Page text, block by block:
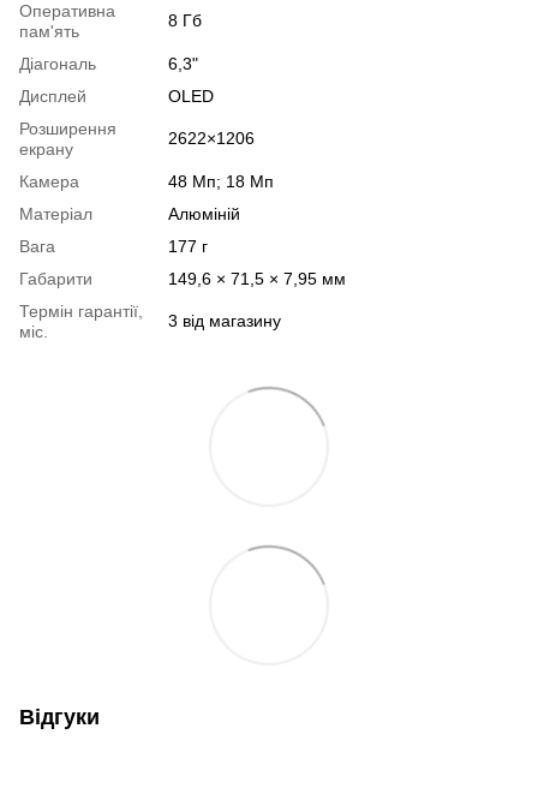
Оперативна
пам'ять
8 Гб
Діагональ
6,3"
Дисплей
OLED
Розширення
екрану
2622×1206
Камера
48 Мп; 18 Мп
Матеріал
Алюміній
Вага
177 г
Габарити
149,6 × 71,5 × 7,95 мм
Термін гарантії,
міс.
3 від магазину
Відгуки